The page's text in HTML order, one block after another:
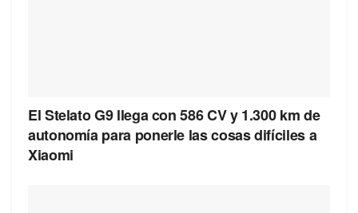
El Stelato G9 llega con 586 CV y 1.300 km de
autonomía para ponerle las cosas difíciles a
Xiaomi